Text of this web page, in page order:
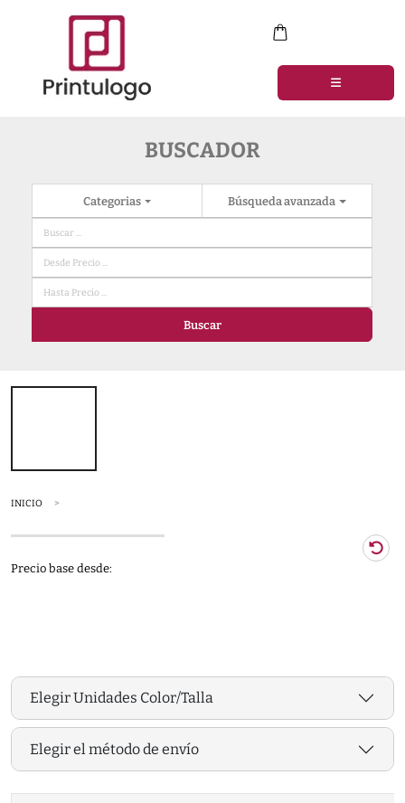
BUSCADOR
Categorias Búsqueda avanzada
Buscar
INICIO
Precio base desde:
Elegir Unidades Color/Talla
Elegir el método de envío